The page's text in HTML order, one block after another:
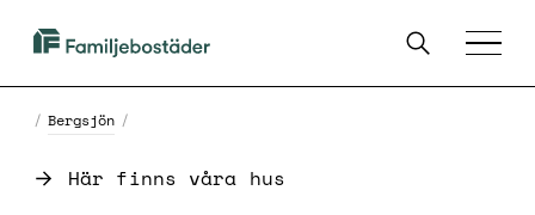
Familjebostäder
i
Göteborg
Sök
/ Bergsjön /
Här finns våra hus